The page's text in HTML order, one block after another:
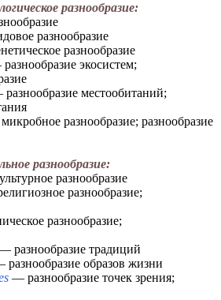
разнообразие:
разнообразие
разнообразие
экосистем;
местообитаний;
разнообразие; разнообразие
разнообразие:
разнообразие
разнообразие;
разнообразие;
разнообразие традиций
разнообразие образов жизни
— разнообразие точек зрения;